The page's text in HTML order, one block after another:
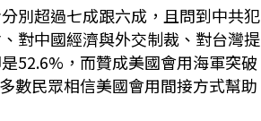
別超過七成跟六成，且問到中共犯
對中國經濟與外交制裁、對台灣提
52.6%，而贊成美國會用海軍突破
數民眾相信美國會用間接方式幫助